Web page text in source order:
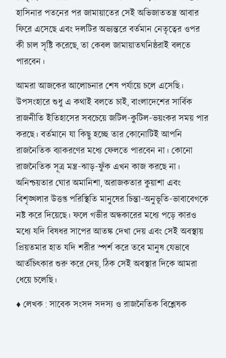
হাসিনার পতনের পর জামায়াতের সেই অভিজাততন্ত্র আবার
ফিরে এসেছে এবং দলটির অভ্যন্তরে বর্তমান নেতৃত্বের ওপর
কী চাল সৃষ্টি করেছে, তা কেবল জামায়াতঘনিষ্ঠরাই বলতে
পারবেন।
আমরা আজকের আলোচনার শেষ পর্যায়ে চলে এসেছি।
উপসংহারে শুধু এ কথাই বলতে চাই, বাংলাদেশের সার্বিক
রাজনীতি ইতিহাসের সবচেয়ে জটিল-কুটিল-ভয়ংকর সময় পার
করছে। বর্তমানে যা কিছু হচ্ছে তার কোনোটিই আপনি
রাজনৈতিক ব্যাকরণের মধ্যে ফেলতে পারবেন না। কোনো
রাজনৈতিক সূত্র মন্ত্র-ঝাড়-ফুঁক এখন কাজ করছে না।
অনিশ্চয়তার ঘোর অমানিশা, অরাজকতার কুয়াশা এবং
বিশৃঙ্খলার উত্তপ্ত পরিস্থিতি মানুষের চিন্তা-অনুভূতি-ভাবাবেগকে
নষ্ট করে দিয়েছে। ফলে গভীর অন্ধকারের মধ্যে পড়ে কারও
মধ্যে যদি বিষধর সাপের আতঙ্ক দেখা দেয় এবং সেই অবস্থায়
প্রিয়তমার হাত যদি শরীর স্পর্শ করে তবে মানুষ যেভাবে
আর্তচিৎকার শুরু করে দেয়, ঠিক সেই অবস্থার দিকে আমরা
ধেয়ে চলেছি।
♦ লেখক : সাবেক সংসদ সদস্য ও রাজনৈতিক বিশ্লেষক